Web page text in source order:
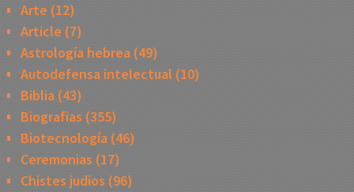
Arte (12)
Article (7)
Astrología hebrea(49)
Autodefensa intelectual (10)
Biblia(43)
Biografias (355)
Biotecnología(46)
Ceremonias (17)
Chistes judios (96)